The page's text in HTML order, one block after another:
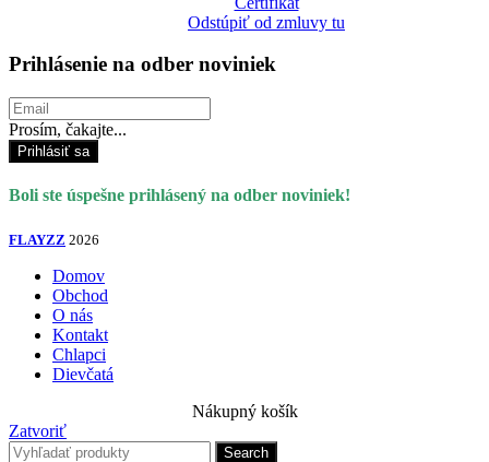
Odstúpiť od zmluvy tu
Prihlásenie na odber noviniek
Prosím, čakajte...
Prihlásiť sa
Boli ste úspešne prihlásený na odber noviniek!
FLAYZZ 2026
Domov
Obchod
O nás
Kontakt
Chlapci
Dievčatá
Nákupný košík
Zatvoriť
Search